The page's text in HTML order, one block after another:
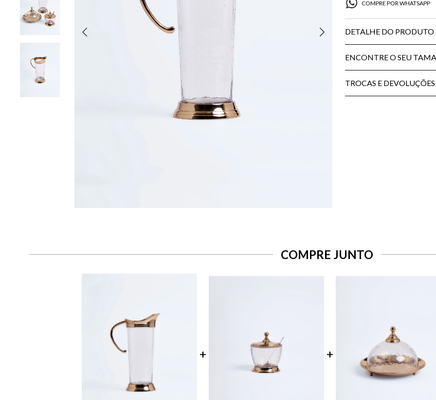
COMPRE POR WHATSAPP
DETALHE DO PRODUTO
ENCONTRE O SEU
TROCAS E DEVOLUÇÕES
COMPRE JUNTO